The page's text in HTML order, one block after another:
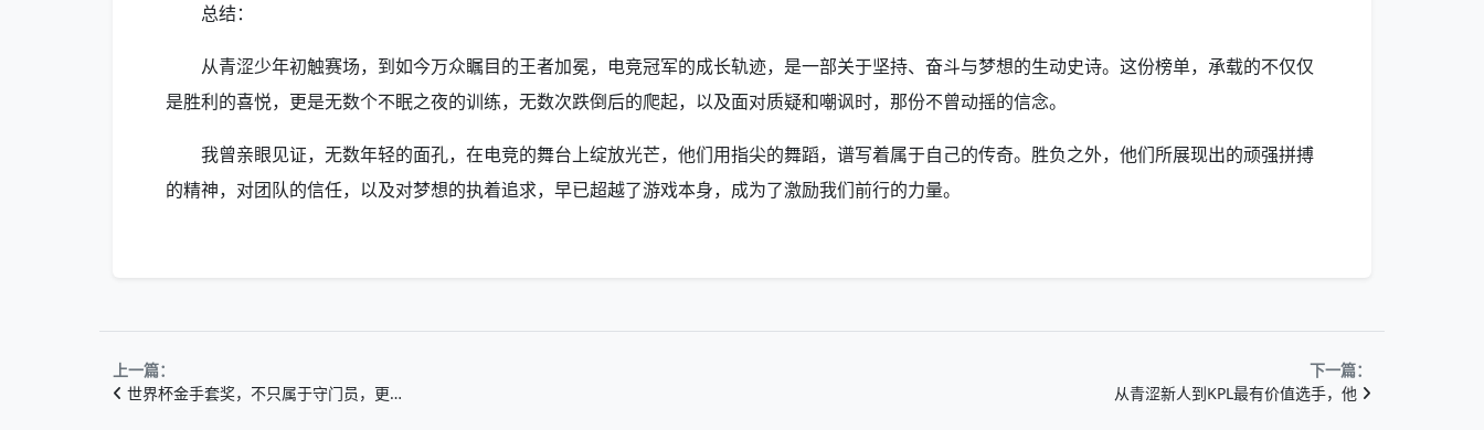
总结：
从青涩少年初触赛场，到如今万众瞩目的王者加冕，电竞冠军的成长轨迹，是一部关于坚持、奋斗与梦想的生动史诗。这份榜单，承载的不仅仅
是胜利的喜悦，更是无数个不眠之夜的训练，无数次跌倒后的爬起，以及面对质疑和嘲讽时，那份不曾动摇的信念。
我曾亲眼见证，无数年轻的面孔，在电竞的舞台上绽放光芒，他们用指尖的舞蹈，谱写着属于自己的传奇。胜负之外，他们所展现出的顽强拼搏
的精神，对团队的信任，以及对梦想的执着追求，早已超越了游戏本身，成为了激励我们前行的力量。
上一篇：
世界杯金手套奖，不只属于守门员，更…
下一篇：
从青涩新人到KPL最有价值选手，他